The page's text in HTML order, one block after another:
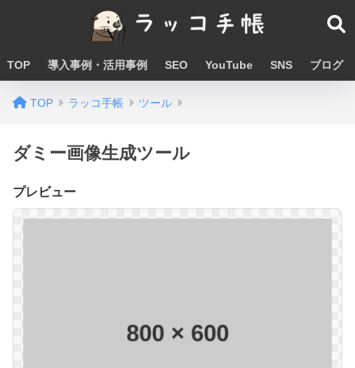
TOP 導入事例・活用事例 SEO YouTube SNS ブログ
TOP ラッコ手帳 ツール
ダミー画像生成ツール
プレビュー